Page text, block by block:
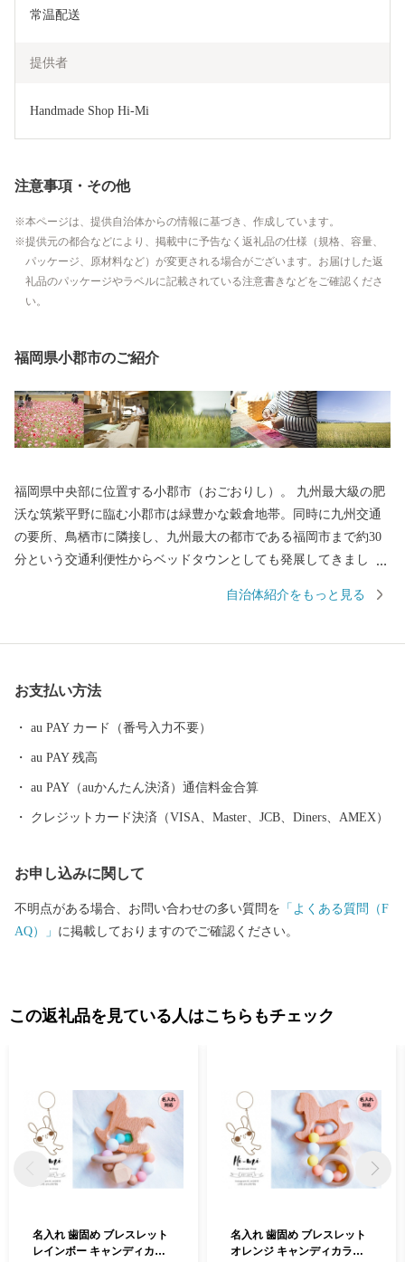
常温配送
提供者
Handmade Shop Hi-Mi
注意事項・その他
本ページは、提供自治体からの情報に基づき、作成しています。
提供元の都合などにより、掲載中に予告なく返礼品の仕様（規格、容量、
パッケージ、原材料など）が変更される場合がございます。お届けした返
礼品のパッケージやラベルに記載されている注意書きなどをご確認くださ
い。
福岡県小郡市のご紹介
福岡県中央部に位置する小郡市（おごおりし）。 九州最大級の肥
沃な筑紫平野に臨む小郡市は緑豊かな穀倉地帯。同時に九州交通
の要所、鳥栖市に隣接し、九州最大の都市である福岡市まで約30
分という交通利便性からベッドタウンとしても発展してきまし
I。10,000体以上ものカエルの置物が飾られ、「かえる寺」の愛称
七夕（8月7日）は全国より約30万枚もの短冊が寄せられ、七夕神
社で七夕祭りが行われます。七夕伝説の織姫神を祀る、この七夕
地」として認定されました。七夕伝説の色濃く残る小郡市に一度
足を運んでみてください。
自治体紹介をもっと見る
お支払い方法
au PAY カード（番号入力不要）
au PAY 残高
au PAY（auかんたん決済）通信料金合算
クレジットカード決済（VISA、Master、JCB、Diners、AMEX）
お申し込みに関して
不明点がある場合、お問い合わせの多い質問を 「よくある質問（F
AQ）」 に掲載しておりますのでご確認ください。
この返礼品を見ている人はこちらもチェック
名入れ 歯固め ブレスレット
レインボー キャンディカラ
名入れ 歯固め ブレスレット
オレンジ キャンディカラー